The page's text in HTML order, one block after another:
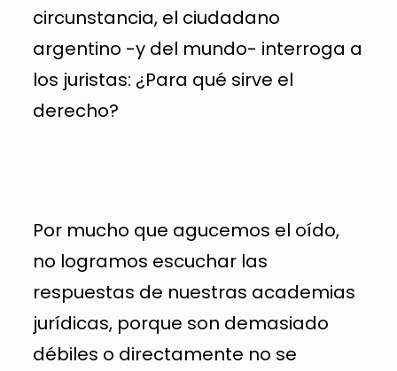
circunstancia, el ciudadano
argentino -y del mundo- interroga a
los juristas: ¿Para qué sirve el
derecho?
Por mucho que agucemos el oído,
no logramos escuchar las
respuestas de nuestras academias
jurídicas, porque son demasiado
débiles o directamente no se